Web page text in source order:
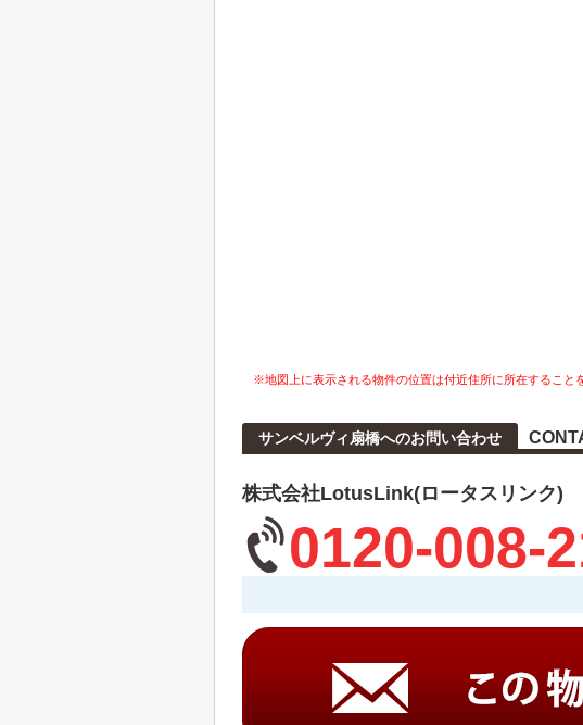
※地図上に表示される物件の位置は付近住所に所在すること
サンベルヴィ扇橋へのお問い合わせ
株式会社LotusLink(ロータスリンク)
0120-008-